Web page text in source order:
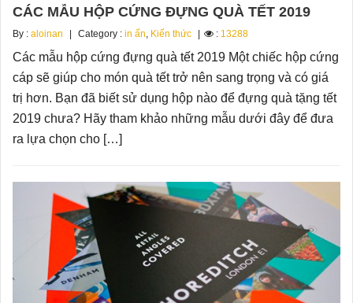
CÁC MẪU HỘP CỨNG ĐỰNG QUÀ TẾT 2019
By : aloinan Category : in ấn, Kiến thức : 13288
Các mẫu hộp cứng đựng quà tết 2019 Một chiếc hộp cứng
cáp sẽ giúp cho món quà tết trở nên sang trọng và có giá
trị hơn. Bạn đã biết sử dụng hộp nào để đựng quà tặng tết
2019 chưa? Hãy tham khảo những mẫu dưới đây để đưa
ra lựa chọn cho […]